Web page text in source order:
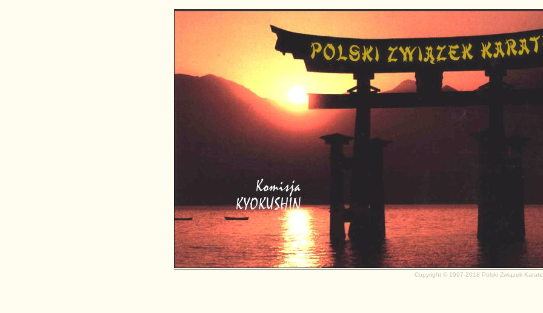
Copyright © 1997-2018 Polski Związek